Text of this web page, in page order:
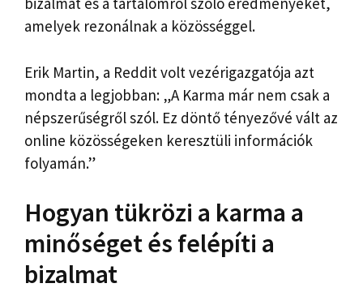
amelyek rezonálnak a közösséggel.
Erik Martin, a Reddit volt vezérigazgatója azt
mondta a legjobban: „A Karma már nem csak a
népszerűségről szól. Ez döntő tényezővé vált az
online közösségeken keresztüli információk
folyamán.”
Hogyan tükrözi a karma a
minőséget és felépíti a
bizalmat